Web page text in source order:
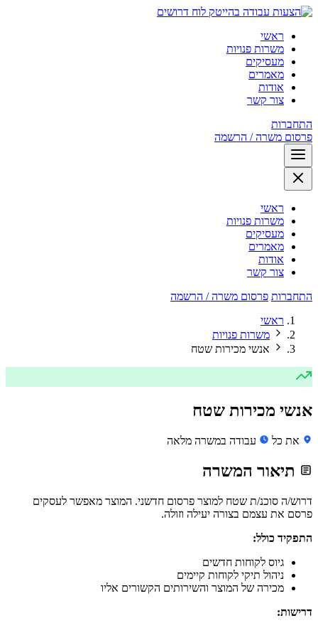
לוח דרושים
ראשי
משרות פנויות
מעסיקים
מאמרים
אודות
צור קשר
התחברות
פרסום משרה / הרשמה
ראשי
משרות פנויות
מעסיקים
מאמרים
אודות
צור קשר
התחברות פרסום משרה / הרשמה
ראשי
משרות פנויות
אנשי מכירות שטח
אנשי מכירות שטח
את כל עבודה במשרה מלאה
תיאור המשרה
דרוש/ה סוכנ/ת שטח למוצר פרסום חדשני. המוצר מאפשר לעסקים
פרסם את עצמם בצורה יעילה וזולה.
התפקיד כולל:
גיוס לקוחות חדשים
ניהול תיקי לקוחות קיימים
מכירה של המוצר והשירותים הקשורים אליו
דרישות: